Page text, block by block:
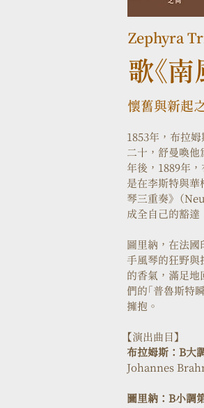
Zephyra
歌《
懷舊與新起
1853年，布拉
二十，舒曼喚他
年後，1889年
是在李斯特與華
琴三重奏》（
成全自己的豁達
圖里納，在法
手風琴的狂野與
的香氣，滿足地
們的「普魯斯特
擁抱。
【演出曲目】
布拉姆斯：B大
Johannes
圖里納：B小調